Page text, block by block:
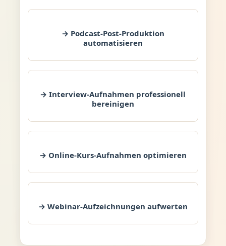
→ Podcast-Post-Produktion
automatisieren
→ Interview-Aufnahmen professionell
bereinigen
→ Online-Kurs-Aufnahmen optimieren
→ Webinar-Aufzeichnungen aufwerten